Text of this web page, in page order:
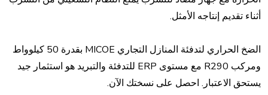
أثناء تقديم إنتاجه الأمثل.
الضخ الحراري لتدفئة المنازل التجاري MICOE بقدرة 50 كيلوواط
ومركب R290 مع مستوى ERP للتدفئة والتبريد هو استثمار جيد
يستحق الاعتبار. احصل على نسختك الآن.